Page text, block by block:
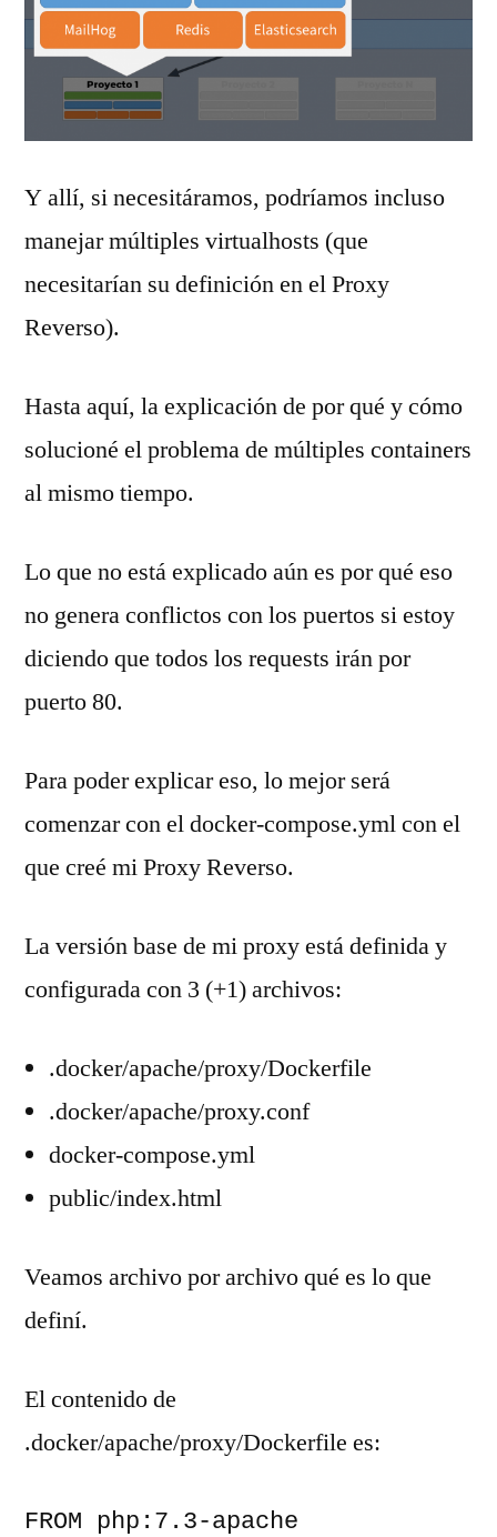
Y allí, si necesitáramos, podríamos incluso
manejar múltiples virtualhosts (que
necesitarían su definición en el Proxy
Reverso).
Hasta aquí, la explicación de por qué y cómo
solucioné el problema de múltiples containers
al mismo tiempo.
Lo que no está explicado aún es por qué eso
no genera conflictos con los puertos si estoy
diciendo que todos los requests irán por
puerto 80.
Para poder explicar eso, lo mejor será
comenzar con el docker-compose.yml con el
que creé mi Proxy Reverso.
La versión base de mi proxy está definida y
configurada con 3 (+1) archivos:
.docker/apache/proxy/Dockerfile
.docker/apache/proxy.conf
docker-compose.yml
public/index.html
Veamos archivo por archivo qué es lo que
definí.
El contenido de
.docker/apache/proxy/Dockerfile es:
FROM php:7.3-apache